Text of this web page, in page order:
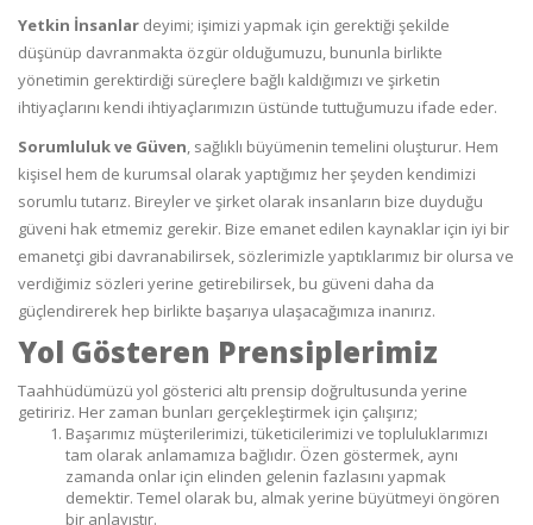
Yetkin İnsanlar deyimi; işimizi yapmak için gerektiği şekilde
düşünüp davranmakta özgür olduğumuzu, bununla birlikte
yönetimin gerektirdiği süreçlere bağlı kaldığımızı ve şirketin
ihtiyaçlarını kendi ihtiyaçlarımızın üstünde tuttuğumuzu ifade eder.
Sorumluluk ve Güven, sağlıklı büyümenin temelini oluşturur. Hem
kişisel hem de kurumsal olarak yaptığımız her şeyden kendimizi
sorumlu tutarız. Bireyler ve şirket olarak insanların bize duyduğu
güveni hak etmemiz gerekir. Bize emanet edilen kaynaklar için iyi bir
emanetçi gibi davranabilirsek, sözlerimizle yaptıklarımız bir olursa ve
verdiğimiz sözleri yerine getirebilirsek, bu güveni daha da
güçlendirerek hep birlikte başarıya ulaşacağımıza inanırız.
Yol Gösteren Prensiplerimiz
Taahhüdümüzü yol gösterici altı prensip doğrultusunda yerine
getiririz. Her zaman bunları gerçekleştirmek için çalışırız;
Başarımız müşterilerimizi, tüketicilerimizi ve topluluklarımızı
tam olarak anlamamıza bağlıdır. Özen göstermek, aynı
zamanda onlar için elinden gelenin fazlasını yapmak
demektir. Temel olarak bu, almak yerine büyütmeyi öngören
bir anlayıştır.